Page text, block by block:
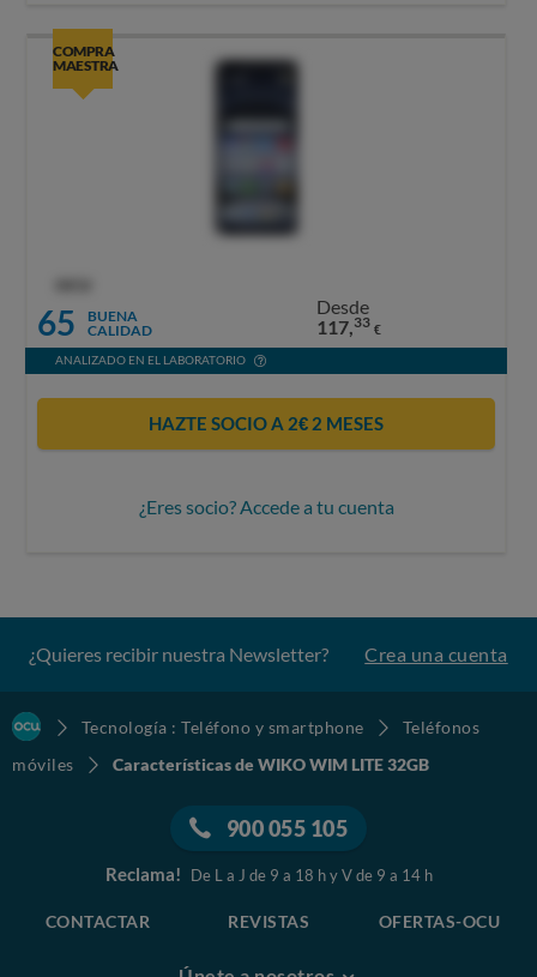
COMPRA
MAESTRA
65
BUENA
CALIDAD
Desde
117,33 €
ANALIZADO EN EL LABORATORIO
HAZTE SOCIO A 2€ 2 MESES
¿Eres socio? Accede a tu cuenta
¿Quieres recibir nuestra Newsletter? Crea una cuenta
Tecnología : Teléfono y smartphone
Teléfonos
móviles
Características de WIKO WIM LITE 32GB
900 055 105
Reclama! De L a J de 9 a 18 h y V de 9 a 14 h
CONTACTAR REVISTAS OFERTAS-OCU